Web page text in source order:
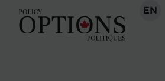
EN